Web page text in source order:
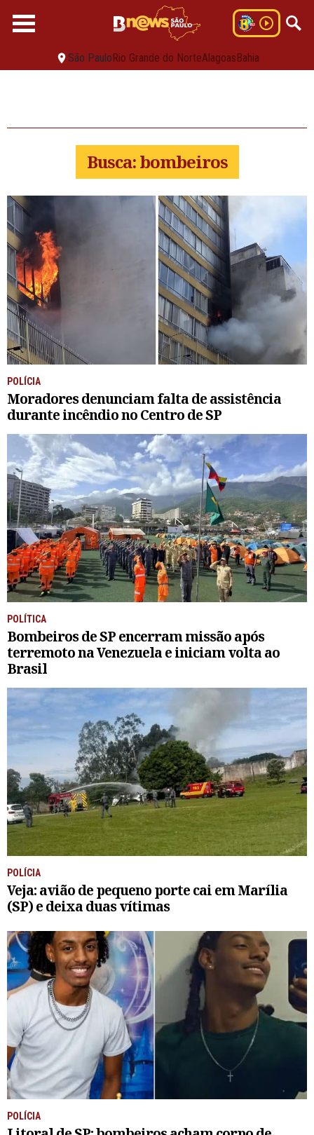
São PauloRio Grande do NorteAlagoasBahia
Busca: bombeiros
POLÍCIA
Moradores denunciam falta de assistência
durante incêndio no Centro de SP
POLÍTICA
Bombeiros de SP encerram missão após
terremoto na Venezuela e iniciam volta ao
Brasil
POLÍCIA
Veja: avião de pequeno porte cai em Marília
(SP) e deixa duas vítimas
POLÍCIA